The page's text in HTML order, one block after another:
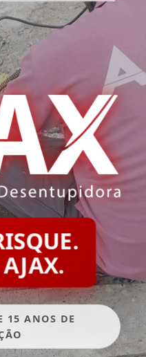
15 ANOS DE